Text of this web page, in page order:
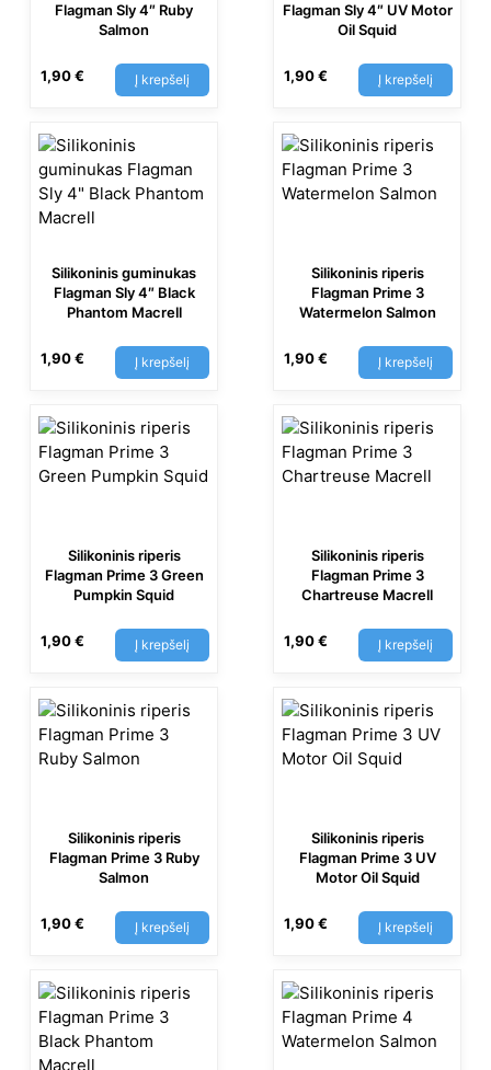
Flagman Sly 4″ Ruby
Salmon
1,90€ Į krepšelį
Flagman Sly 4″ UV Motor
Oil Squid
1,90€ Į krepšelį
Silikoninis guminukas
Flagman Sly 4″ Black
Phantom Macrell
1,90€ Į krepšelį
Silikoninis riperis
Flagman Prime 3
Watermelon Salmon
1,90€ Į krepšelį
Silikoninis riperis
Flagman Prime 3 Green
Pumpkin Squid
1,90€ Į krepšelį
Silikoninis riperis
Flagman Prime 3
Chartreuse Macrell
1,90€ Į krepšelį
Silikoninis riperis
Flagman Prime 3 Ruby
Salmon
1,90€ Į krepšelį
Silikoninis riperis
Flagman Prime 3 UV
Motor Oil Squid
1,90€ Į krepšelį